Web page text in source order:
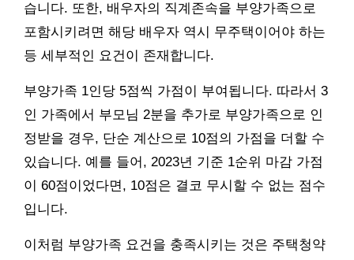
습니다. 또한, 배우자의 직계존속을 부양가족으로
포함시키려면 해당 배우자 역시 무주택이어야 하는
등 세부적인 요건이 존재합니다.
부양가족 1인당 5점씩 가점이 부여됩니다. 따라서 3
인 가족에서 부모님 2분을 추가로 부양가족으로 인
정받을 경우, 단순 계산으로 10점의 가점을 더할 수
있습니다. 예를 들어, 2023년 기준 1순위 마감 가점
이 60점이었다면, 10점은 결코 무시할 수 없는 점수
입니다.
이처럼 부양가족 요건을 충족시키는 것은 주택청약